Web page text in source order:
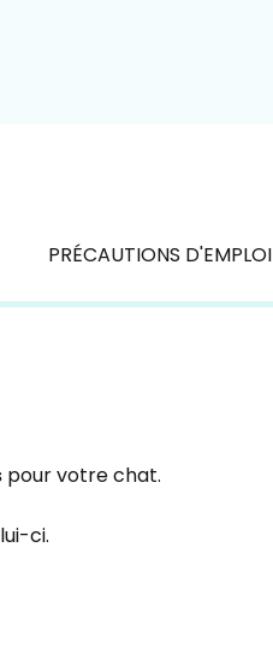
PRÉCAUTIONS D'EMPLOI
pour votre chat.
ci.